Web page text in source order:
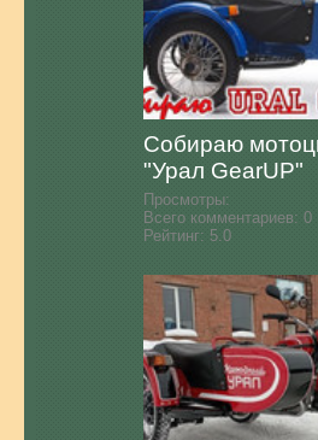
Собираю
"Урал GearUP"
Просмотры:
Всего комментариев: 0
Рейтинг: 5.0